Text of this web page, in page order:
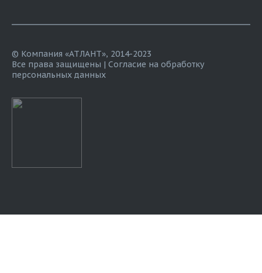
© Компания «АТЛАНТ», 2014-2023
Все права защищены | Согласие на обработку
персональных данных